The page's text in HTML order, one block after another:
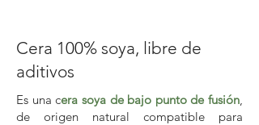
Cera 100% soya, libre de
aditivos
Es una cera soya de bajo punto de fusión,
de origen natural compatible para